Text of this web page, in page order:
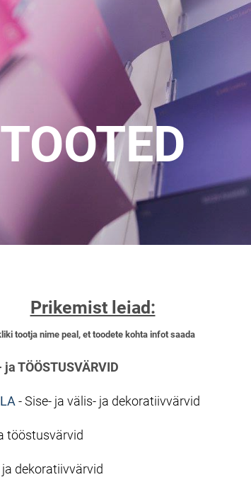
TOOTED
Prikemist leiad:
tootja nime peal, et toodete kohta infot saada
TÖÖSTUSVÄRVID
- Sise- ja välis- ja dekoratiivvärvid
tööstusvärvid
ja dekoratiivvärvid